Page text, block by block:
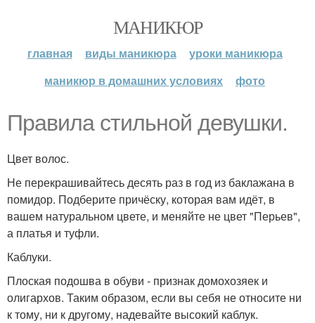
МАНИКЮР
главная виды маникюра
уроки маникюра
маникюр в домашних условиях
фото
Правила стильной девушки.
Цвет волос.
Не перекрашивайтесь десять раз в год из баклажана в
помидор. Подберите причёску, которая вам идёт, в
вашем натуральном цвете, и меняйте не цвет "Перьев",
а платья и туфли.
Каблуки.
Плоская подошва в обуви - признак домохозяек и
олигархов. Таким образом, если вы себя не относите ни
к тому, ни к другому, надевайте высокий каблук.